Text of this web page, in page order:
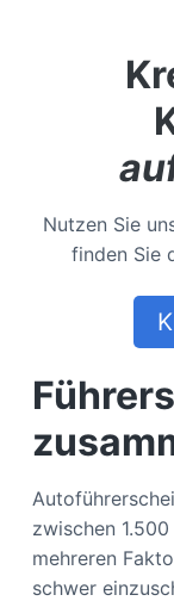
Nutzen Sie
finden Sie
zwischen
mehreren
schwer